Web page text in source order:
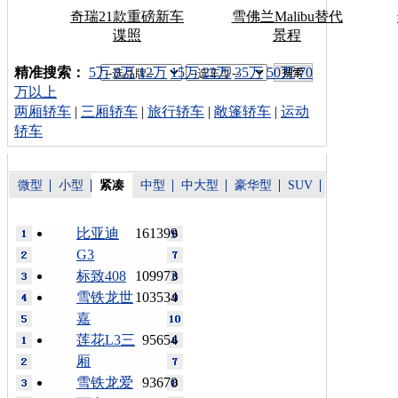
奇瑞21款重磅新车
谍照
雪佛兰Malibu替代
景程
车型搜索：
精准搜索： 5万 8万 12万 15万 22万 35万 50万 70
万以上
两厢轿车 | 三厢轿车 | 旅行轿车 | 敞篷轿车 | 运动
轿车
微型 小型 紧凑 中型 中大型 豪华型 SUV
161399
比亚迪
G3
109973
标致408
103534
雪铁龙世
嘉
95654
莲花L3三
厢
93670
雪铁龙爱